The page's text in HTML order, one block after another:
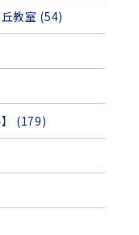
教室 (54)
(179)